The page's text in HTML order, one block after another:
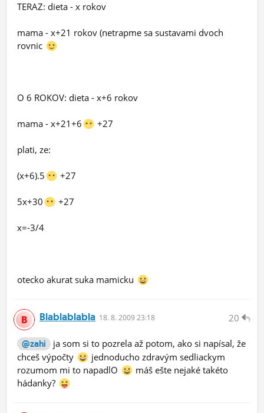
TERAZ: dieta - x rokov
mama - x+21 rokov (netrapme sa sustavami dvoch
rovnic
O 6 ROKOV: dieta - x+6 rokov
mama - x+21+6 +27
plati, ze:
(x+6).5 +27
5x+30 +27
x=-3/4
otecko akurat suka mamicku
20
Blablablabla 18. 8. 2009 23:18
@zahi
ja som si to pozrela až potom, ako si napísal, že
chceš výpočty
jednoducho zdravým sedliackym
rozumom mi to napadlO
máš ešte nejaké takéto
hádanky?